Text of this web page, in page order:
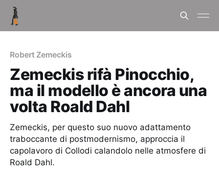
Robert Zemeckis
Zemeckis rifà Pinocchio,
ma il modello è ancora una
volta Roald Dahl
Zemeckis, per questo suo nuovo adattamento
traboccante di postmodernismo, approccia il
capolavoro di Collodi calandolo nelle atmosfere di
Roald Dahl.